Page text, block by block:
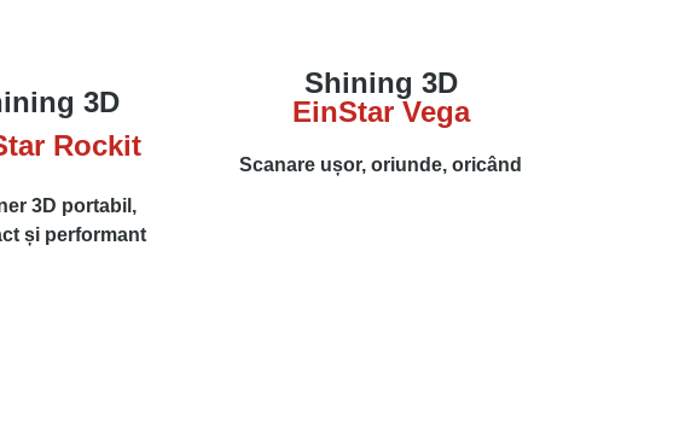
3D
Rockit
3D portabil,
și performant
Shining 3D
EinStar Vega
Scanare ușor, oriunde, oricând